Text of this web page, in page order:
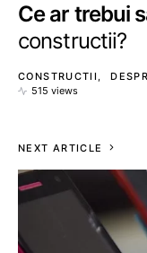
Ce ar trebui
constructii?
CONSTRUCTII
515 views
NEXT ARTICLE